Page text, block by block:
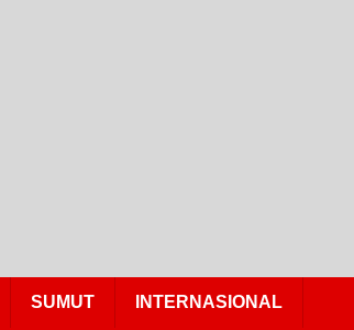
SUMUT INTERNASIONAL